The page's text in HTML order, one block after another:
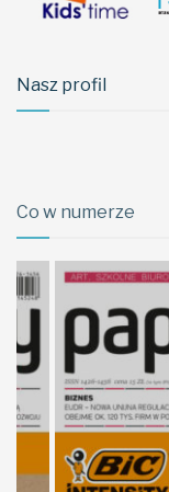
Nasz profil
Co w numerze